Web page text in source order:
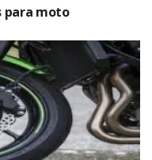
para moto